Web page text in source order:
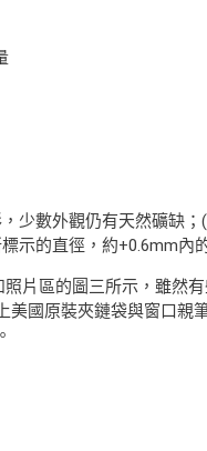
少數外觀仍有天然礦缺
示的直徑，約+0.6mm
片區的圖三所示，雖然
國原裝夾鏈袋與窗口親